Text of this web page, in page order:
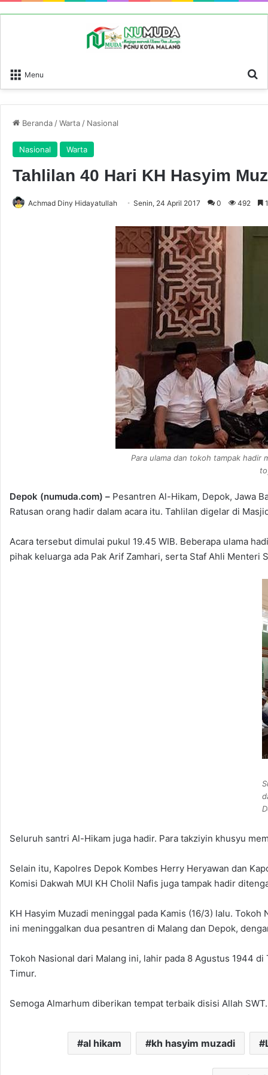
Menu
Beranda /Warta / Nasional
Nasional Warta
Tahlilan 40 Hari KH Hasyim
Achmad Diny Hidayatullah Senin, 24 April 2017 0 492
Para ulama dan tokoh tampak hadir
Depok (numuda.com) – Pesantren Al-Hikam, Depok, Jawa
Ratusan orang hadir dalam acara itu. Tahlilan digelar di
Acara tersebut dimulai pukul 19.45 WIB. Beberapa ulama
pihak keluarga ada Pak Arif Zamhari, serta Staf Ahli Menteri
Seluruh santri Al-Hikam juga hadir. Para takziyin khusyu
Selain itu, Kapolres Depok Kombes Herry Heryawan dan
Komisi Dakwah MUI KH Cholil Nafis juga tampak hadir
KH Hasyim Muzadi meninggal pada Kamis (16/3) lalu.
ini meninggalkan dua pesantren di Malang dan Depok,
Tokoh Nasional dari Malang ini, lahir pada 8 Agustus 1944
Timur.
Semoga Almarhum diberikan tempat terbaik disisi Allah
al hikam kh hasyim muzadi